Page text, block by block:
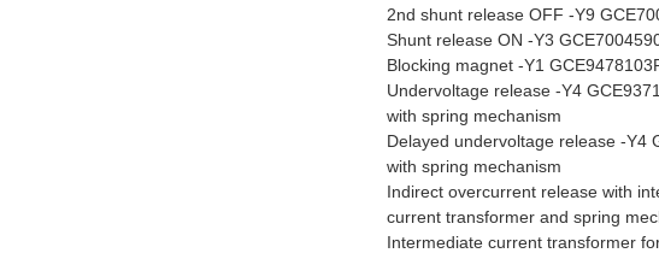
2nd shunt release OFF -Y9
Shunt release ON -Y3
Blocking magnet -Y1
Undervoltage release -Y4
with spring mechanism
Delayed undervoltage release -Y4
with spring mechanism
Indirect overcurrent release with
current transformer and spring
Intermediate current transformer